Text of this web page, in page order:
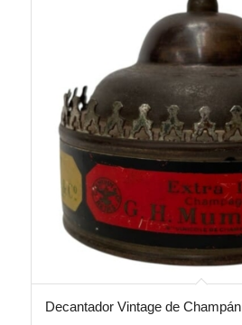
Decantador Vintage de Champán